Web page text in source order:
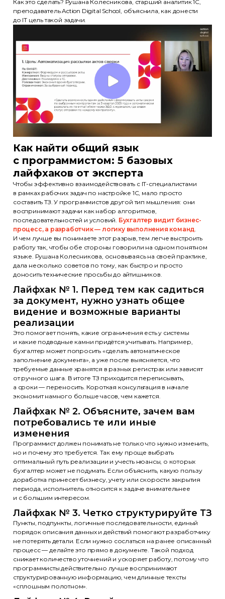
Как это сделать? Рушана Колесникова, старший аналитик 1С,
преподаватель Action Digital School, объяснила, как донести
до IT цель такой задачи.
Как найти общий язык
с программистом: 5 базовых
лайфхаков от эксперта
Чтобы эффективно взаимодействовать с IT-специалистами
в рамках рабочих задач по настройке 1С, мало просто
составить ТЗ. У программистов другой тип мышления: они
воспринимают задачи как набор алгоритмов,
последовательностей и условий. Бухгалтер видит бизнес-
процесс, а разработчик — логику выполнения команд
И чем лучше вы понимаете этот разрыв, тем легче выстроить
работу так, чтобы обе стороны говорили на одном понятном
языке. Рушана Колесникова, основываясь на своей практике,
дала несколько советов по тому, как быстро и просто
доносить технические просьбы до айтишников.
Лайфхак № 1. Перед тем как садиться
за документ, нужно узнать общее
видение и возможные варианты
реализации
Это помогает понять, какие ограничения есть у системы
и какие подводные камни придётся учитывать. Например,
бухгалтер может попросить «сделать автоматическое
заполнение документа», а уже после выясняется, что
требуемые данные хранятся в разных регистрах или зависят
от ручного шага. В итоге ТЗ приходится переписывать,
а сроки — переносить. Короткая консультация в начале
экономит намного больше часов, чем кажется.
Лайфхак № 2. Объясните, зачем вам
потребовались те или иные
изменения
Программист должен понимать не только что нужно изменить,
но и почему это требуется. Так ему проще выбрать
оптимальный путь реализации и учесть нюансы, о которых
бухгалтер может не подумать. Если объяснить, какую пользу
доработка принесет бизнесу, учету или скорости закрытия
периода, исполнитель относится к задаче внимательнее
и с большим интересом.
Лайфхак № 3. Четко структурируйте ТЗ
Пункты, подпункты, логичные последовательности, единый
порядок описания данных и действий помогают разработчику
не потерять детали. Если нужно сослаться на ранее описанный
процесс — делайте это прямо в документе. Такой подход
снижает количество уточнений и ускоряет работу, потому что
программисты действительно лучше воспринимают
структурированную информацию, чем длинные тексты
«сплошным полотном».